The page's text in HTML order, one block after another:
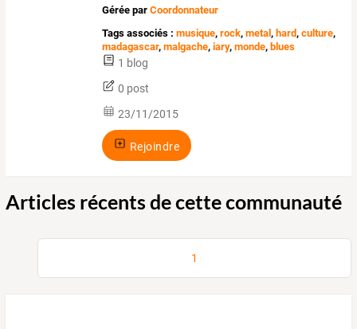
Gérée parCoordonnateur
Tags associés : musique,rock,metal, hard,culture,
madagascar,malgache,iary,monde, blues
1 blog
0 post
23/11/2015
Rejoindre
Articles récents de cette communauté
1